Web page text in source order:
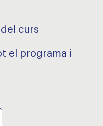
curs
el programa i